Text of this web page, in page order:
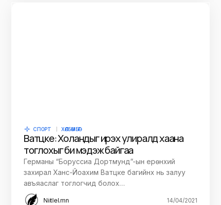
СПОРТ ХӨЛБӨМБӨГ
Ватцке: Холандыг ирэх улиралд хаана
тоглохыг би мэдэж байгаа
Германы “Боруссиа Дортмунд”-ын ерөнхий
захирал Ханс-Йоахим Ватцке багийнх нь залуу
авъяаслаг тоглогчид болох…
Niitlel.mn 14/04/2021